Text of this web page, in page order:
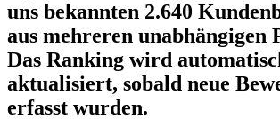
uns bekannten 2.640
aus mehreren unabhängigen
Das Ranking wird
aktualisiert, sobald neue
erfasst wurden.